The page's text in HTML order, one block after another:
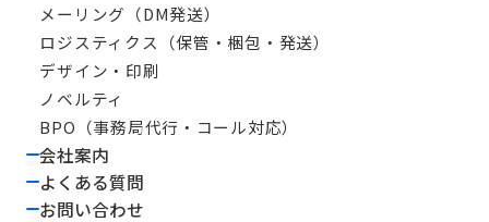
メーリング（DM発送）
ロジスティクス（保管・梱包・発送）
デザイン・印刷
ノベルティ
BPO（事務局代行・コール対応）
会社案内
よくある質問
お問い合わせ